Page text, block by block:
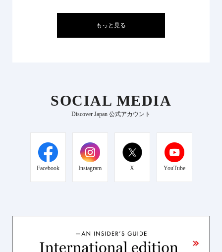
もっと見る
SOCIAL MEDIA
Discover Japan 公式アカウント
Facebook Instagram X YouTube